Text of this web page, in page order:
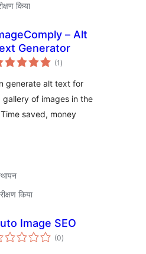
किया
– Alt
Generator
(1 कुल
दर)
generate alt text for
of images in the
saved, money
किया
Image SEO
(0कुल
दर)